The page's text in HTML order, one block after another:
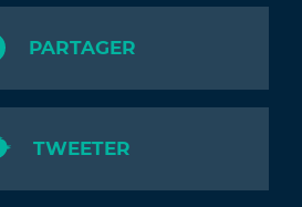
PARTAGER
TWEETER